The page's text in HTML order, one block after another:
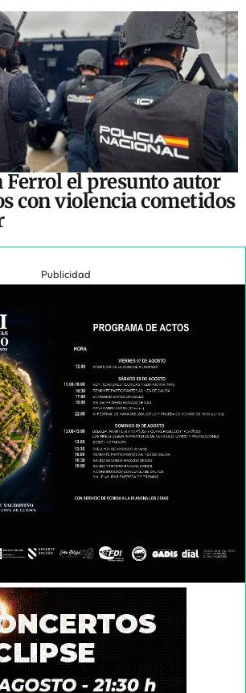
Ferrol el presunto autor
con violencia cometidos
Publicidad